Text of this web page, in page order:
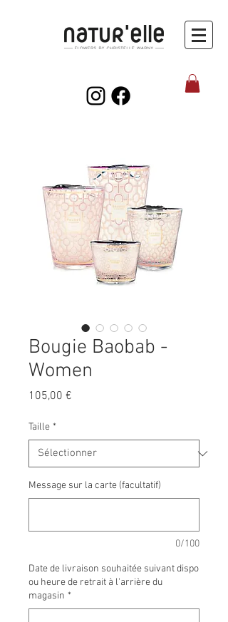
Bougie Baobab -
Women
105,00 €
Taille *
Message sur la carte (facultatif)
0/100
Date de livraison souhaitée suivant dispo
ou heure de retrait à l'arrière du
magasin *